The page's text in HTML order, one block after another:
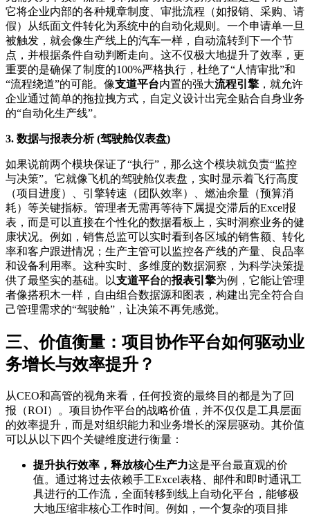
它将企业内部的各种规章制度、审批流程（如报销、采购、请
假）从纸面文件转化为系统中的自动化规则。一个申请单一旦
被触发，就会像生产线上的汽车一样，自动流转到下一个节
点，并根据条件自动判断走向。这不仅极大地提升了效率，更
重要的是确保了制度的100%严格执行，杜绝了“人情审批”和
“流程绕道”的可能。像支道平台内置的强大流程引擎 ，就允许
企业通过简单的拖拉拽方式，自定义设计出完全贴合自身业务
的“自动化生产线”。
3. 数据与报表分析 (驾驶舱仪表盘)
如果说前两个模块保证了“执行”，那么这个模块就负责“监控
与决策”。它就像飞机的驾驶舱仪表盘，实时显示着飞行高度
（项目进度）、引擎转速（团队效率）、燃油余量（预算消
耗）等关键指标。管理者无需再等待下属提交滞后的Excel报
表，而是可以直接在个性化的数据看板上，实时洞察业务的健
康状况。例如，销售总监可以实时看到各区域的销售额、转化
率和客户跟进情况；生产主管可以监控各产线的产量、良品率
和设备利用率。这种实时、多维度的数据洞察，为科学决策提
供了最坚实的基础。以支道平台的报表引擎为例，它能让管理
者像搭积木一样，自由组合数据源和图表，构建出完全符合自
己管理需求的“驾驶舱”，让决策不再凭感觉。
三、价值衡量：项目协作平台如何驱动业
务增长与效率提升？
从CEO和高管的视角来看，任何投资的最终目的都是为了回
报（ROI）。项目协作平台的战略价值，并不仅仅是工具层面
的效率提升，而是对组织能力和业务增长的深层驱动。其价值
可以从以下四个关键维度进行衡量：
提升执行效率，释放核心生产力这是平台最直观的价
值。通过将过去依赖手工Excel表格、邮件和即时通讯工
具进行的工作流，全面转移到线上自动化平台，能够极
大地压缩非核心工作时间。例如，一个复杂的项目排